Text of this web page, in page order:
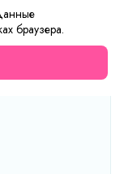
браузера.